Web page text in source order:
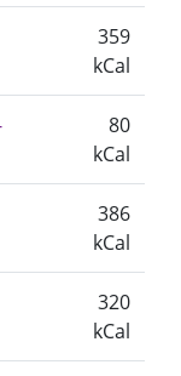
359
kCal
80
kCal
386
kCal
320
kCal